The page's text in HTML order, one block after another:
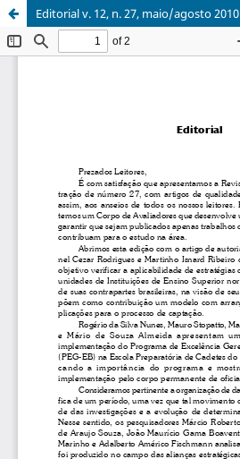
Editorial v. 12, n. 27, maio/agosto 2010